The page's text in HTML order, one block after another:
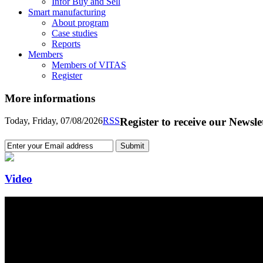
Smart manufacturing
About program
Case studies
Reports
Members
Members of VITAS
Register
More informations
Today, Friday, 07/08/2026RSSRegister to receive our
Video